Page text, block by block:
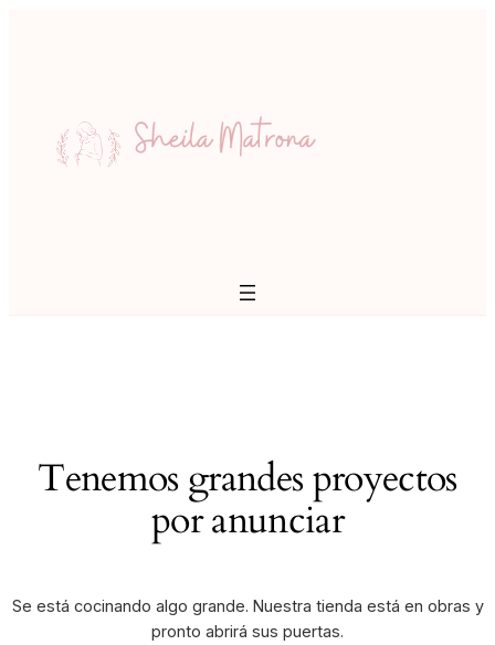
Tenemos grandes proyectos
por anunciar
Se está cocinando algo grande. Nuestra tienda está en obras y
pronto abrirá sus puertas.